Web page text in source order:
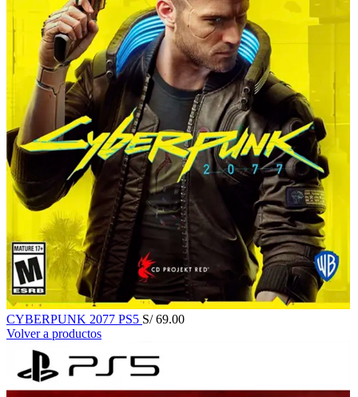
CYBERPUNK 2077 PS5 S/69.00
Volver a productos